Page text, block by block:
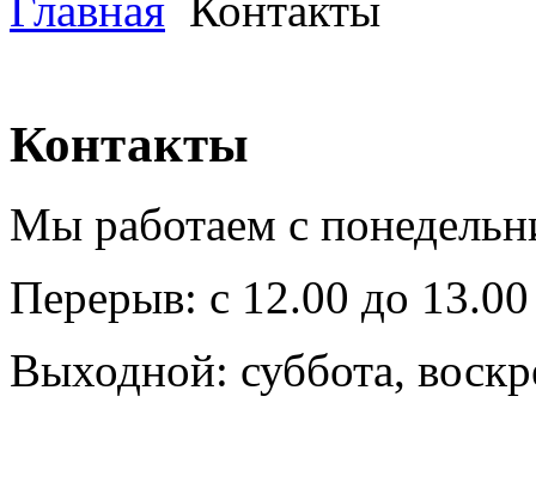
Контакты
Мы работаем с
Перерыв: с 12.00 до 13.00
Выходной: суббота,